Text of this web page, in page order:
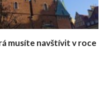
musíte navštívit v roce